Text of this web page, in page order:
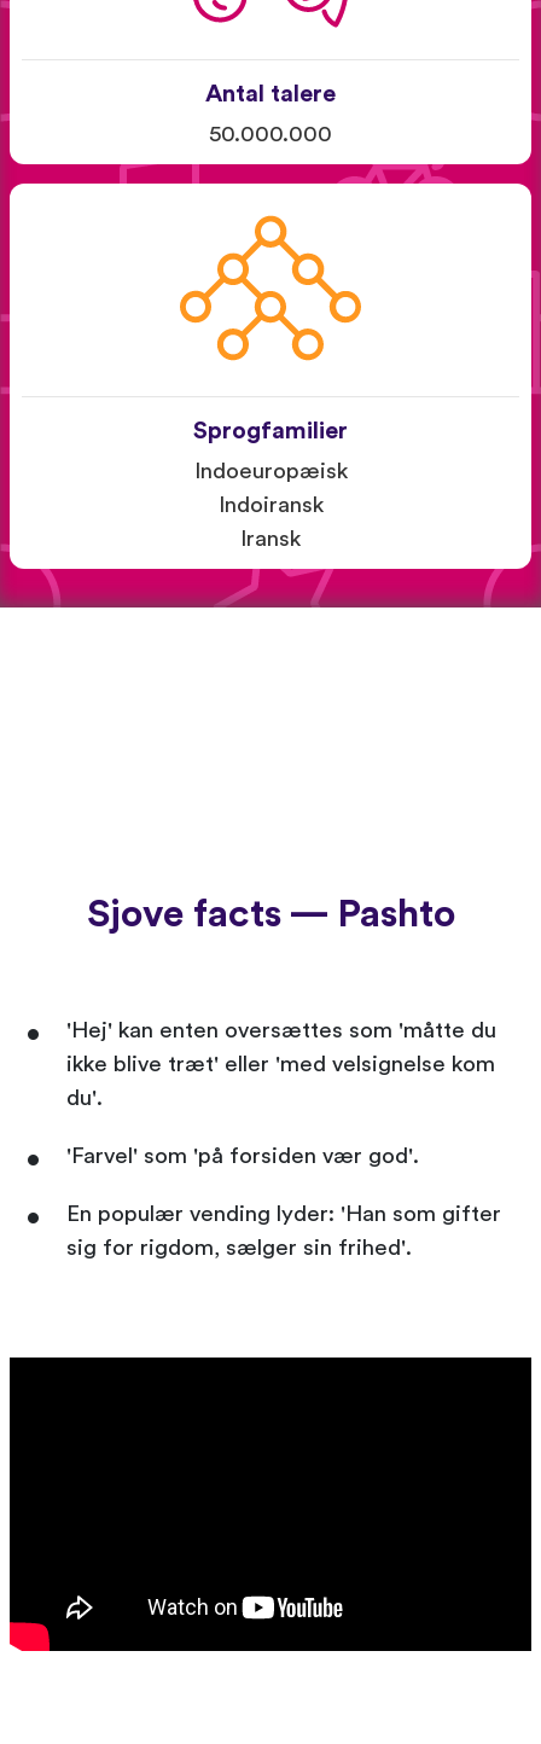
Antal talere
50.000.000
Sprogfamilier
Indoeuropæisk
Indoiransk
Iransk
Sjove facts — Pashto
'Hej' kan enten oversættes som 'måtte du
ikke blive træt' eller 'med velsignelse kom
du'.
'Farvel' som 'på forsiden vær god'.
En populær vending lyder: 'Han som gifter
sig for rigdom, sælger sin frihed'.